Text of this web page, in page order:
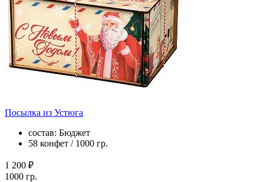
Посылка из Устюга
состав: Бюджет
58 конфет / 1000 гр.
1 200 ₽
1000 гр.